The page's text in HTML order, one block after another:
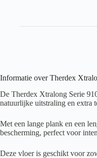
Informatie over Therdex
De Therdex Xtralong Serie
natuurlijke uitstraling en extra
Met een lange plank en een
bescherming, perfect voor
Deze vloer is geschikt voor